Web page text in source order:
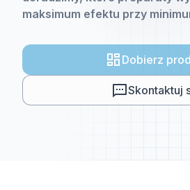
maksimum efektu przy
Dobierz
Skontaktuj